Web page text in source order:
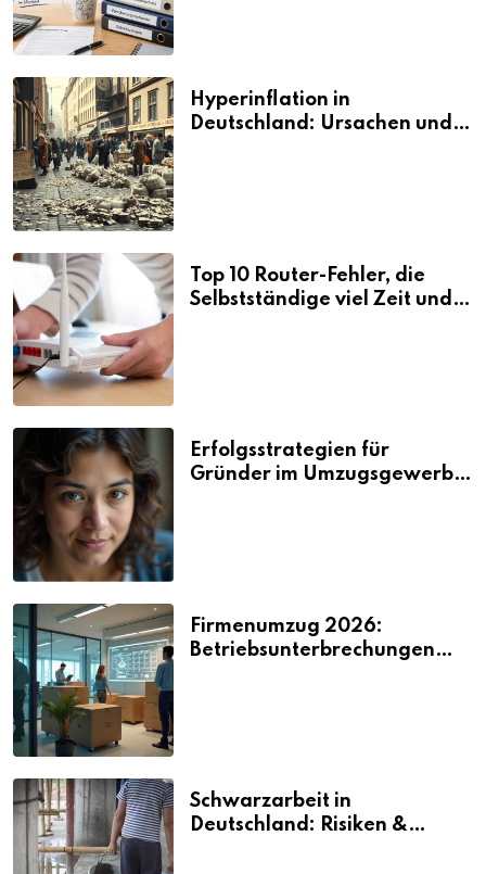
Hyperinflation in
Deutschland: Ursachen und
Top 10 Router-Fehler, die
Selbstständige viel Zeit und
Erfolgsstrategien für
Gründer im Umzugsgewerbe
Firmenumzug 2026:
Betriebsunterbrechungen
Schwarzarbeit in
Deutschland: Risiken &